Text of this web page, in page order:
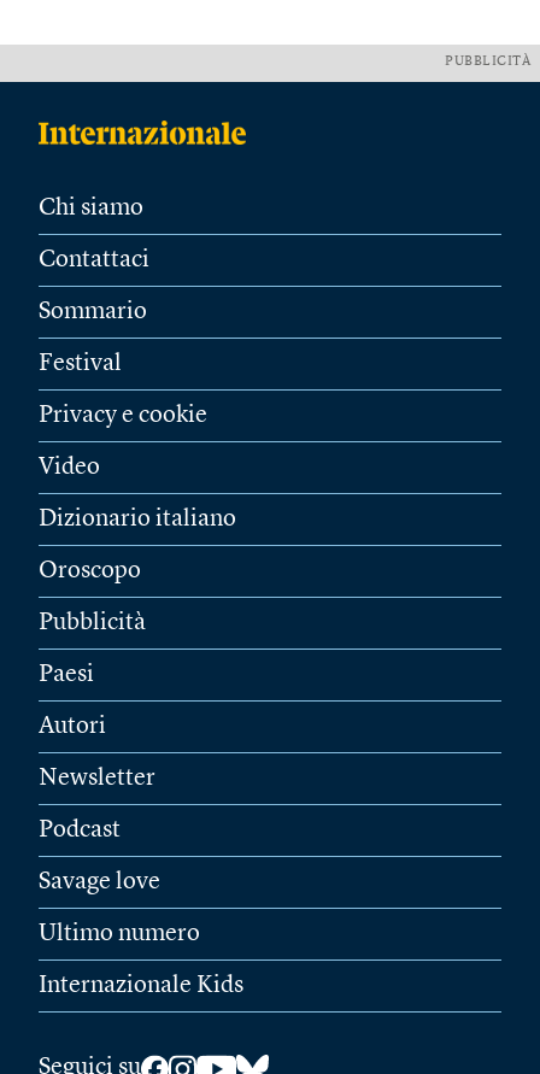
PUBBLICITÀ
Chi siamo
Contattaci
Sommario
Festival
Privacy e cookie
Video
Dizionario italiano
Oroscopo
Pubblicità
Paesi
Autori
Newsletter
Podcast
Savage love
Ultimo numero
Internazionale Kids
Seguici su